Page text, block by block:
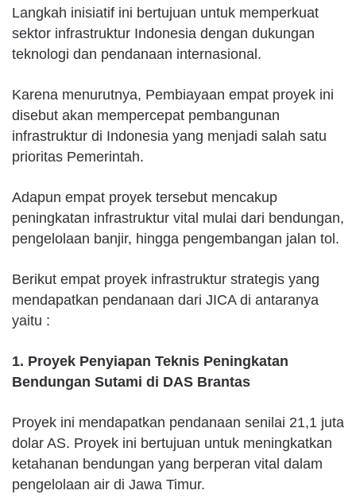
Langkah inisiatif ini bertujuan untuk memperkuat
sektor infrastruktur Indonesia dengan dukungan
teknologi dan pendanaan internasional.
Karena menurutnya, Pembiayaan empat proyek ini
disebut akan mempercepat pembangunan
infrastruktur di Indonesia yang menjadi salah satu
prioritas Pemerintah.
Adapun empat proyek tersebut mencakup
peningkatan infrastruktur vital mulai dari bendungan,
pengelolaan banjir, hingga pengembangan jalan tol.
Berikut empat proyek infrastruktur strategis yang
mendapatkan pendanaan dari JICA di antaranya
yaitu :
1. Proyek Penyiapan Teknis Peningkatan
Bendungan Sutami di DAS Brantas
Proyek ini mendapatkan pendanaan senilai 21,1 juta
dolar AS. Proyek ini bertujuan untuk meningkatkan
ketahanan bendungan yang berperan vital dalam
pengelolaan air di Jawa Timur.